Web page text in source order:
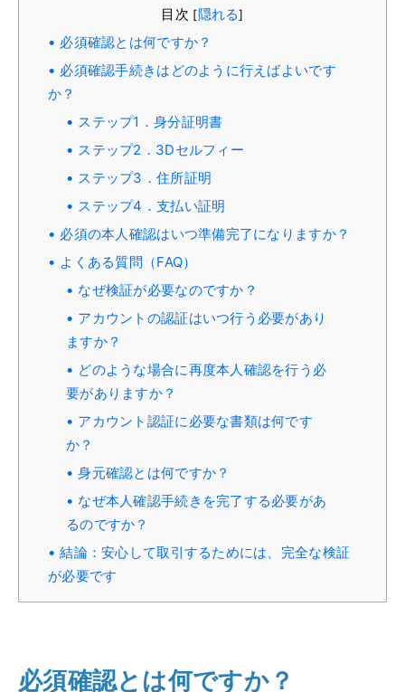
目次 [隠れる]
必須確認とは何ですか？
必須確認手続きはどのように行えばよいです
か？
ステップ1．身分証明書
ステップ2．3Dセルフィー
ステップ3．住所証明
ステップ4．支払い証明
必須の本人確認はいつ準備完了になりますか？
よくある質問（FAQ）
なぜ検証が必要なのですか？
アカウントの認証はいつ行う必要があり
ますか？
どのような場合に再度本人確認を行う必
要がありますか？
アカウント認証に必要な書類は何です
か？
身元確認とは何ですか？
なぜ本人確認手続きを完了する必要があ
るのですか？
結論：安心して取引するためには、完全な検証
が必要です
必須確認とは何ですか？